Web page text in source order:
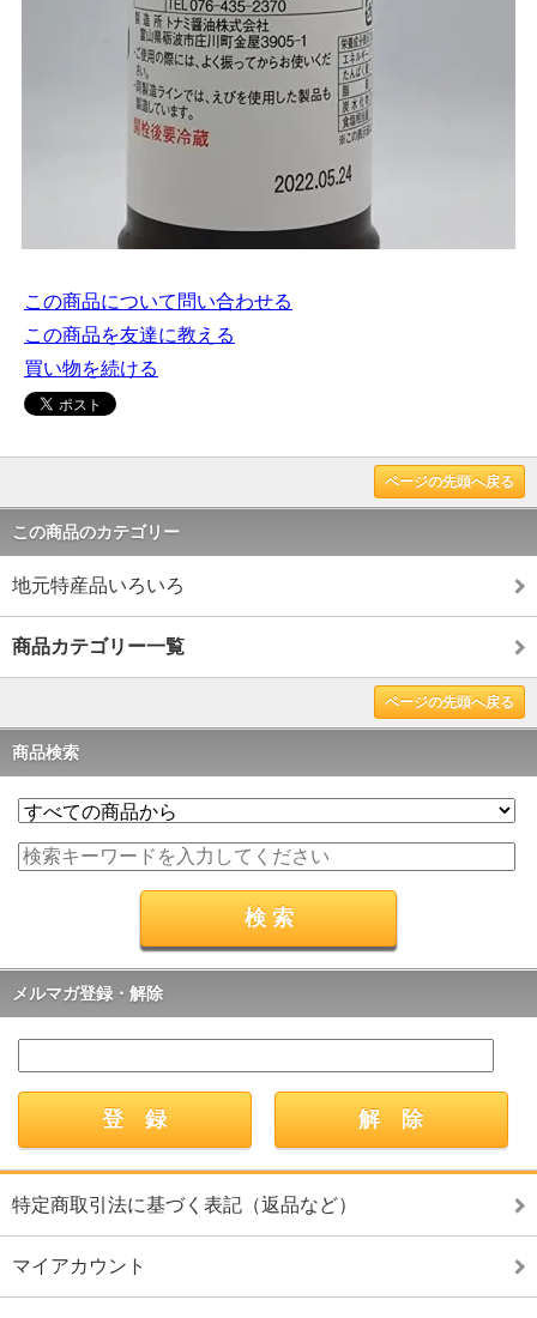
この商品について問い合わせる
この商品を友達に教える
買い物を続ける
ページの先頭へ戻る
この商品のカテゴリー
地元特産品いろいろ
商品カテゴリー一覧
ページの先頭へ戻る
商品検索
メルマガ登録・解除
特定商取引法に基づく表記（返品など）
マイアカウント